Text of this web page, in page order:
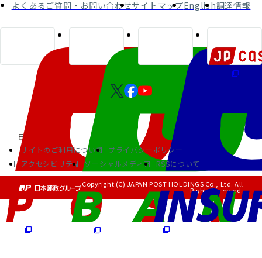
よくあるご質問・お問い合わせサイトマップEnglish調達情報
サイトのご利用について
プライバシーポリシー
アクセシビリティ
ソーシャルメディア RSSについて
Copyright (C) JAPAN POST HOLDINGS Co., Ltd. All
Rights Reserved.